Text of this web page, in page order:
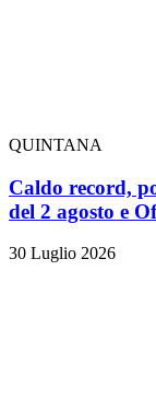
QUINTANA
Caldo record,
del 2 agosto e
30 Luglio 2026